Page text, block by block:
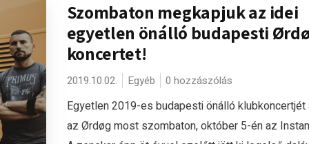
Szombaton megkapjuk az idei
egyetlen önálló budapesti
koncertet!
2019.10.02. Egyéb 0 hozzászólás
Egyetlen 2019-es budapesti önálló klubkoncertjét
az Ørdøg most szombaton, október 5-én az